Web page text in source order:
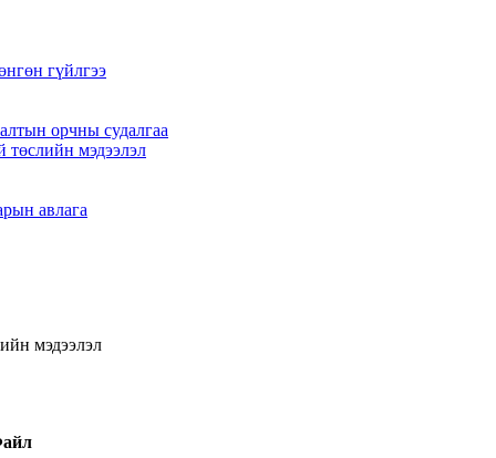
гүйлгээ
орчны судалгаа
төслийн мэдээлэл
авлага
мэдээлэл